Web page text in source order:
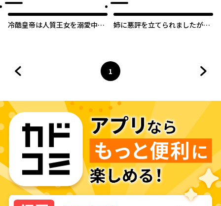
冷酷皇帝は人質王女を溺愛中
姉に悪評を立てられましたが、
ページ
1
へ